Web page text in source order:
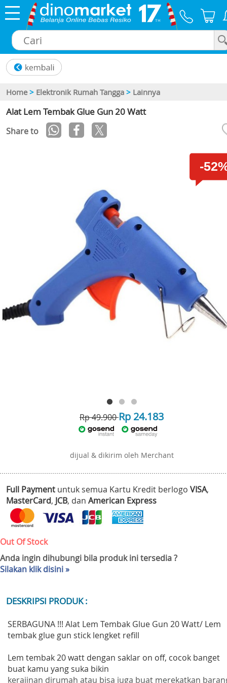
Home > Elektronik Rumah Tangga > Lainnya
Alat Lem Tembak Glue Gun 20 Watt
Share to
-
Rp 49.900Rp 24.183
dijual & dikirim oleh Merchant
Full Payment untuk semua Kartu Kredit berlogo VISA,
MasterCard, JCB, dan American Express
Out Of Stock
Anda ingin dihubungi bila produk ini tersedia ?
Silakan klik disini »
DESKRIPSI PRODUK :
SERBAGUNA !!! Alat Lem Tembak Glue Gun 20 Watt/ Lem
tembak glue gun stick lengket refill
Lem tembak 20 watt dengan saklar on off, cocok banget
buat kamu yang suka bikin
kerajinan dirumah atau bisa juga buat merekatkan